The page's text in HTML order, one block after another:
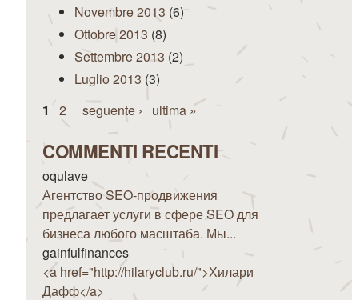
Novembre 2013 (6)
Ottobre 2013 (8)
Settembre 2013 (2)
Luglio 2013 (3)
Pagine
1 2 seguente › ultima »
COMMENTI RECENTI
oqulave
Агентство SEO-продвижения
предлагает услуги в сфере SEO для
бизнеса любого масштаба. Мы...
gainfulfinances
<a href="http://hilaryclub.ru/">Хилари
Дафф</a>